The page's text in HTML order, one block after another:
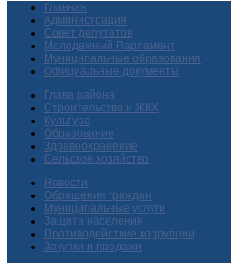
Главная
Администрация
Совет депутатов
Молодежный Парламент
Муниципальные образования
Официальные документы
Глава района
Строительство и ЖКХ
Культура
Образование
Здравоохранение
Сельское хозяйство
Новости
Обращения граждан
Муниципальные услуги
Защита населения
Противодействие коррупции
Закупки и продажи